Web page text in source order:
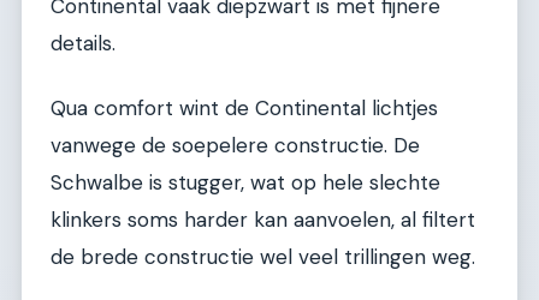
Continental vaak diepzwart is met fijnere
details.
Qua comfort wint de Continental lichtjes
vanwege de soepelere constructie. De
Schwalbe is stugger, wat op hele slechte
klinkers soms harder kan aanvoelen, al filtert
de brede constructie wel veel trillingen weg.